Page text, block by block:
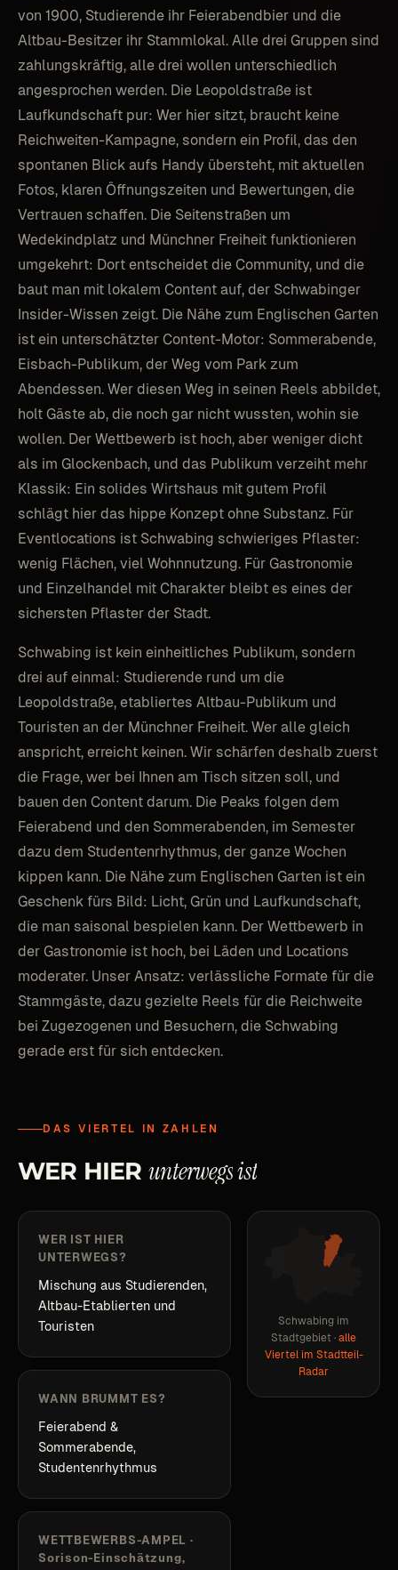
von 1900, Studierende ihr Feierabendbier und die
Altbau-Besitzer ihr Stammlokal. Alle drei Gruppen sind
zahlungskräftig, alle drei wollen unterschiedlich
angesprochen werden. Die Leopoldstraße ist
Laufkundschaft pur: Wer hier sitzt, braucht keine
Reichweiten-Kampagne, sondern ein Profil, das den
spontanen Blick aufs Handy übersteht, mit aktuellen
Fotos, klaren Öffnungszeiten und Bewertungen, die
Vertrauen schaffen. Die Seitenstraßen um
Wedekindplatz und Münchner Freiheit funktionieren
umgekehrt: Dort entscheidet die Community, und die
baut man mit lokalem Content auf, der Schwabinger
Insider-Wissen zeigt. Die Nähe zum Englischen Garten
ist ein unterschätzter Content-Motor: Sommerabende,
Eisbach-Publikum, der Weg vom Park zum
Abendessen. Wer diesen Weg in seinen Reels abbildet,
holt Gäste ab, die noch gar nicht wussten, wohin sie
wollen. Der Wettbewerb ist hoch, aber weniger dicht
als im Glockenbach, und das Publikum verzeiht mehr
Klassik: Ein solides Wirtshaus mit gutem Profil
schlägt hier das hippe Konzept ohne Substanz. Für
Eventlocations ist Schwabing schwieriges Pflaster:
wenig Flächen, viel Wohnnutzung. Für Gastronomie
und Einzelhandel mit Charakter bleibt es eines der
sichersten Pflaster der Stadt.
Schwabing ist kein einheitliches Publikum, sondern
drei auf einmal: Studierende rund um die
Leopoldstraße, etabliertes Altbau-Publikum und
Touristen an der Münchner Freiheit. Wer alle gleich
anspricht, erreicht keinen. Wir schärfen deshalb zuerst
die Frage, wer bei Ihnen am Tisch sitzen soll, und
bauen den Content darum. Die Peaks folgen dem
Feierabend und den Sommerabenden, im Semester
dazu dem Studentenrhythmus, der ganze Wochen
kippen kann. Die Nähe zum Englischen Garten ist ein
Geschenk fürs Bild: Licht, Grün und Laufkundschaft,
die man saisonal bespielen kann. Der Wettbewerb in
der Gastronomie ist hoch, bei Läden und Locations
moderater. Unser Ansatz: verlässliche Formate für die
Stammgäste, dazu gezielte Reels für die Reichweite
bei Zugezogenen und Besuchern, die Schwabing
gerade erst für sich entdecken.
DAS VIERTEL IN ZAHLEN
WER HIER unterwegsist
WER IST HIER
UNTERWEGS?
Mischung aus Studierenden,
Altbau-Etablierten und
Touristen
WANN BRUMMT ES?
Feierabend &
Sommerabende,
Studentenrhythmus
WETTBEWERBS-AMPEL·
Sorison-Einschätzung,
Schwabing im
Stadtgebiet · alle
Viertel im Stadtteil-
Radar